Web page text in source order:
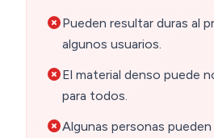
Pueden resultar duras al
algunos usuarios.
El material denso puede
para todos.
Algunas personas